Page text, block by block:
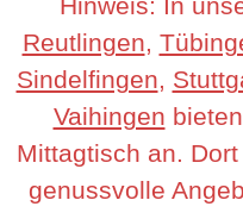
Reutlingen,
Sindelfingen,
Vaihingen
Mittagtisch an.
genussvolle